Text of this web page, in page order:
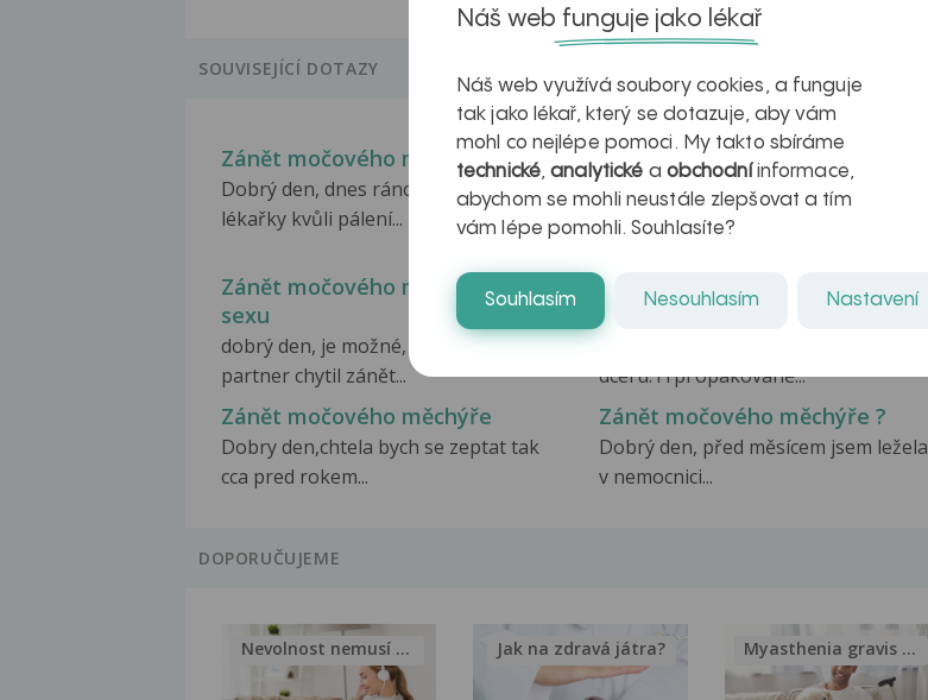
SOUVISEJÍCÍ DOTAZY
Zánět močového měchýře
Dobrý den, dnes ráno jsem byla u
lékařky kvůli pálení...
Zánět močového měchýře,
cystitis
Dobrý den chtěla bych se zeptat jsem
Zánět močového měchýře po
sexu
dobrý den, je možné, aby ode mě
partner chytil zánět...
Recidivující záněty močového
měchýře
dceru.Trpí opakovaně...
Zánět močového měchýře
Dobry den,chtela bych se zeptat tak
cca pred rokem...
Zánět močového měchýře ?
Dobrý den, před měsícem jsem ležela
v nemocnici...
DOPORUČUJEME
Nevolnost nemusí být nutnou... Jak na zdravá játra? Myasthenia gravis – vše, co...
Náš web funguje jako lékař
Náš web využívá soubory cookies, a funguje
tak jako lékař, který se dotazuje, aby vám
mohl co nejlépe pomoci. My takto sbíráme
technické,analytické a obchodníinformace,
abychom se mohli neustále zlepšovat a tím
vám lépe pomohli. Souhlasíte?
Souhlasím Nesouhlasím Nastavení